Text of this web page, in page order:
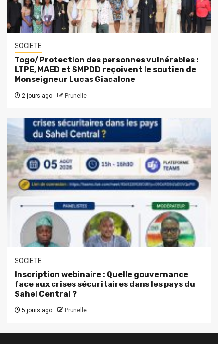
SOCIETE
Togo/Protection des personnes vulnérables :
LTPE, MAED et SMPDD reçoivent le soutien de
Monseigneur Lucas Giacalone
2 jours ago Prunelle
SOCIETE
Inscription webinaire : Quelle gouvernance
face aux crises sécuritaires dans les pays du
Sahel Central ?
5 jours ago Prunelle